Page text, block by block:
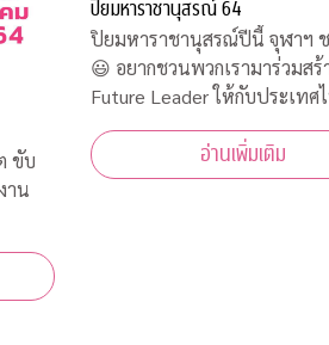
ขับ
าน
ปิยมหาราชานุสรณ์ 64
ปิยมหาราชานุสรณ์ปีนี้ จุฬาฯ
😃 อยากชวนพวกเรามาร่วมสร้
Future Leader ให้กับประเท
ในแคมเปญ “Less is More”
เงินสบทบทุนจุฬาสงเคราะห์ ทุ
กลางวัน และสนับสนุนอุปกรณ์
อ่านเพิ่มเติม